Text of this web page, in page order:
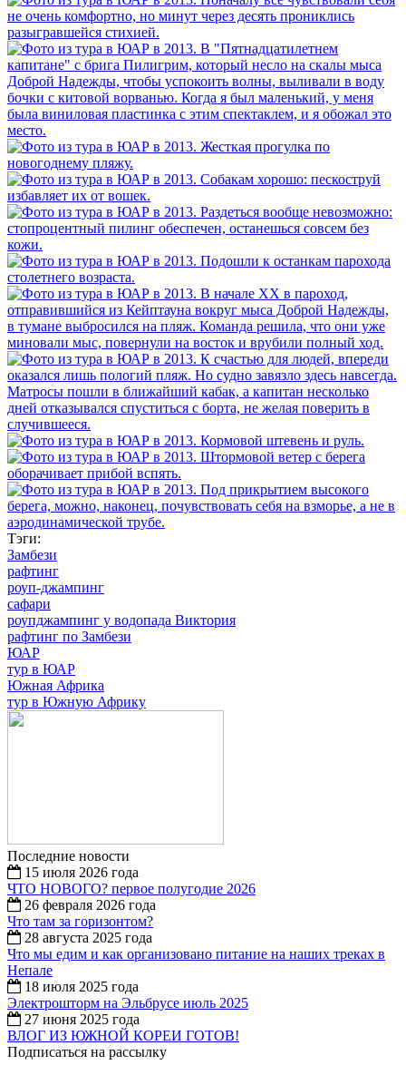
Тэги:
Замбези
рафтинг
роуп-джампинг
сафари
роупджампинг у водопада Виктория
рафтинг по Замбези
ЮАР
тур в ЮАР
Южная Африка
тур в Южную Африку
Последние новости
15 июля 2026 года
ЧТО НОВОГО? первое полугодие 2026
26 февраля 2026 года
Что там за горизонтом?
28 августа 2025 года
Что мы едим и как организовано питание на наших треках в
Непале
18 июля 2025 года
Электрошторм на Эльбрусе июль 2025
27 июня 2025 года
ВЛОГ ИЗ ЮЖНОЙ КОРЕИ ГОТОВ!
Подписаться на рассылку